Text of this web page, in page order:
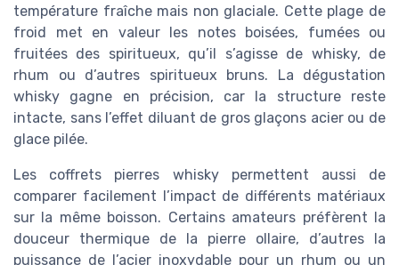
température fraîche mais non glaciale. Cette plage de
froid met en valeur les notes boisées, fumées ou
fruitées des spiritueux, qu’il s’agisse de whisky, de
rhum ou d’autres spiritueux bruns. La dégustation
whisky gagne en précision, car la structure reste
intacte, sans l’effet diluant de gros glaçons acier ou de
glace pilée.
Les coffrets pierres whisky permettent aussi de
comparer facilement l’impact de différents matériaux
sur la même boisson. Certains amateurs préfèrent la
douceur thermique de la pierre ollaire, d’autres la
puissance de l’acier inoxydable pour un rhum ou un